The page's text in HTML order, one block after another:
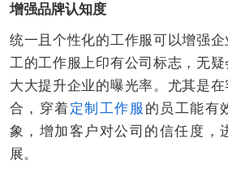
增强品牌认知度
统一且个性化的工作服可以增强
工的工作服上印有公司标志，无
大大提升企业的曝光率。尤其是
合，穿着定制工作服 的员工能有
象，增加客户对公司的信任度，
展。